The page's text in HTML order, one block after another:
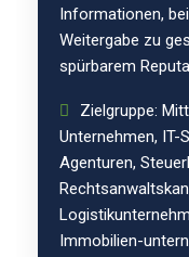
Informationen,
Weitergabe zu
spürbarem
Zielgruppe:
Unternehmen, IT-
Agenturen,
Immobilien-